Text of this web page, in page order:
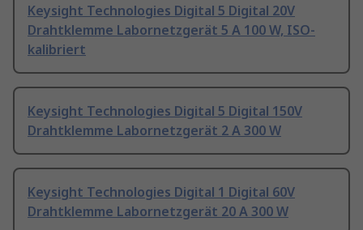
Keysight Technologies Digital 5 Digital 20V
Drahtklemme Labornetzgerät 5 A 100 W, ISO-
kalibriert
Keysight Technologies Digital 5 Digital 150V
Drahtklemme Labornetzgerät 2 A 300 W
Keysight Technologies Digital 1 Digital 60V
Drahtklemme Labornetzgerät 20 A 300 W